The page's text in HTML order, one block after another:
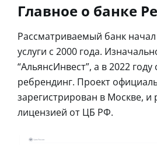
Главное о банке
Рассматриваемый банк
услуги с 2000 года.
“АльянсИнвест”, а в 2022
ребрендинг. Проект
зарегистрирован в Москве, и
лицензией от ЦБ РФ.